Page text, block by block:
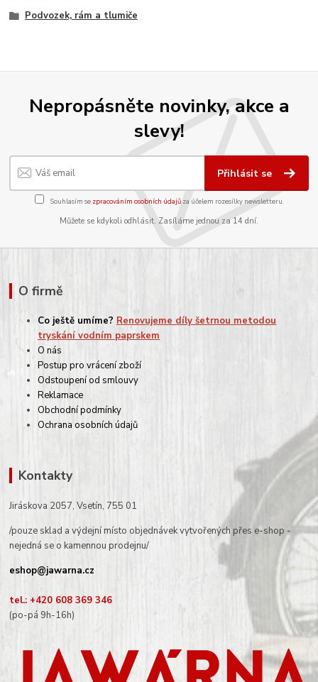
Podvozek, rám a tlumiče
Nepropásněte novinky, akce a
slevy!
Přihlásit se
Souhlasím se zpracováním osobních údajůza účelem rozesílky newsletteru.
Můžete se kdykoli odhlásit. Zasíláme jednou za 14 dní.
O firmě
Co ještě umíme? Renovujeme díly šetrnou metodou
tryskání vodním paprskem
O nás
Postup pro vrácení zboží
Odstoupení od smlouvy
Reklamace
Obchodní podmínky
Ochrana osobních údajů
Kontakty
Jiráskova 2057, Vsetín, 755 01
/pouze sklad a výdejní místo objednávek vytvořených přes e-shop -
nejedná se o kamennou prodejnu/
eshop@jawarna.cz
tel.: +420 608 369 346
(po-pá 9h-16h)